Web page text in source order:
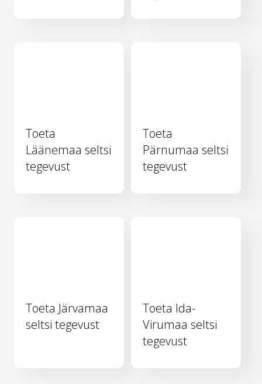
Toeta
Läänemaa seltsi
tegevust
Toeta
Pärnumaa seltsi
tegevust
Toeta Järvamaa
seltsi tegevust
Toeta Ida-
Virumaa seltsi
tegevust